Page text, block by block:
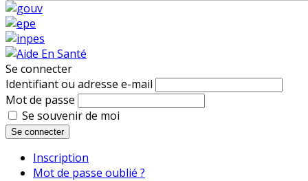
Se connecter
Identifiant ou adresse e-mail
Mot de passe
Se souvenir de moi
Se connecter
Inscription
Mot de passe oublié ?